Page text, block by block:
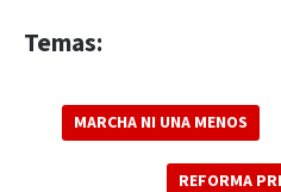
Temas:
MARCHA NI UNA MENOS
REFORMA